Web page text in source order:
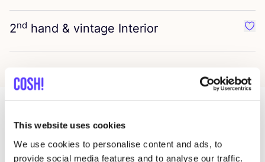
This website uses cookies
We use cookies to personalise content and ads, to
provide social media features and to analyse our traffic.
2nd hand & vintage Interior
Más tiendas en esa área